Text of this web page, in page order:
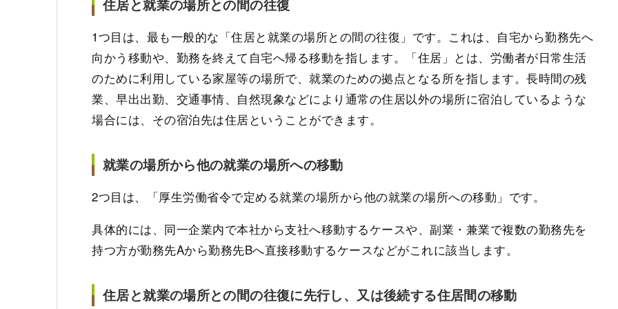
住居と就業の場所との間の往復
1つ目は、最も一般的な「住居と就業の場所との間の往復」です。これは、自宅から勤務先へ
向かう移動や、勤務を終えて自宅へ帰る移動を指します。「住居」とは、労働者が日常生活
のために利用している家屋等の場所で、就業のための拠点となる所を指します。長時間の残
業、早出出勤、交通事情、自然現象などにより通常の住居以外の場所に宿泊しているような
場合には、その宿泊先は住居ということができます。
就業の場所から他の就業の場所への移動
2つ目は、「厚生労働省令で定める就業の場所から他の就業の場所への移動」です。
具体的には、同一企業内で本社から支社へ移動するケースや、副業・兼業で複数の勤務先を
持つ方が勤務先Aから勤務先Bへ直接移動するケースなどがこれに該当します。
住居と就業の場所との間の往復に先行し、又は後続する住居間の移動